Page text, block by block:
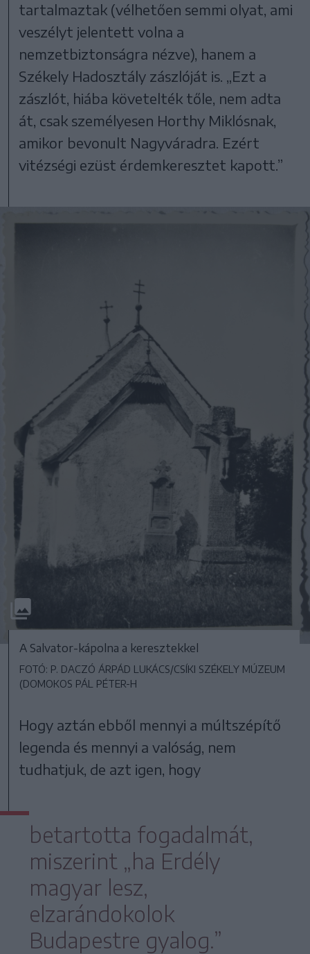
tartalmaztak (vélhetően semmi olyat, ami
veszélyt jelentett volna a
nemzetbiztonságra nézve), hanem a
Székely Hadosztály zászlóját is. „Ezt a
zászlót, hiába követelték tőle, nem adta
át, csak személyesen Horthy Miklósnak,
amikor bevonult Nagyváradra. Ezért
vitézségi ezüst érdemkeresztet kapott.”
A Salvator-kápolna a keresztekkel
FOTÓ: P. DACZÓ ÁRPÁD LUKÁCS/CSÍKI SZÉKELY MÚZEUM
(DOMOKOS PÁL PÉTER-H
Hogy aztán ebből mennyi a múltszépítő
legenda és mennyi a valóság, nem
tudhatjuk, de azt igen, hogy
betartotta fogadalmát,
miszerint „ha Erdély
magyar lesz,
elzarándokolok
Budapestre gyalog.”